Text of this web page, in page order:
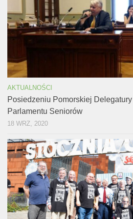
AKTUALNOŚCI
Posiedzeniu Pomorskiej
Parlamentu Seniorów
18 WRZ, 2020